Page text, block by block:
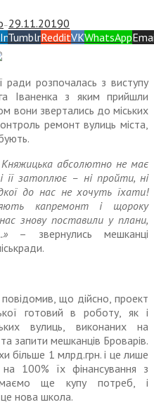
— 29.11.20190
TumblrRedditVKWhatsApp
ради розпочалась з виступу
Іваненка з яким прийшли
вони звертались до міських
ремонт вулиць міста,
абсолютно не має
затоплює – ні пройти, ні
до нас не хочуть їхати!
капремонт і щороку
знову поставили у плани,
– звернулись мешканці
що дійсно, проект
готовий в роботу, як і
вулиць, виконаних на
запити мешканців Броварів.
більше 1 млрд.грн. і це лише
100% їх фінансування з
ще купу потреб, і
нова школа.